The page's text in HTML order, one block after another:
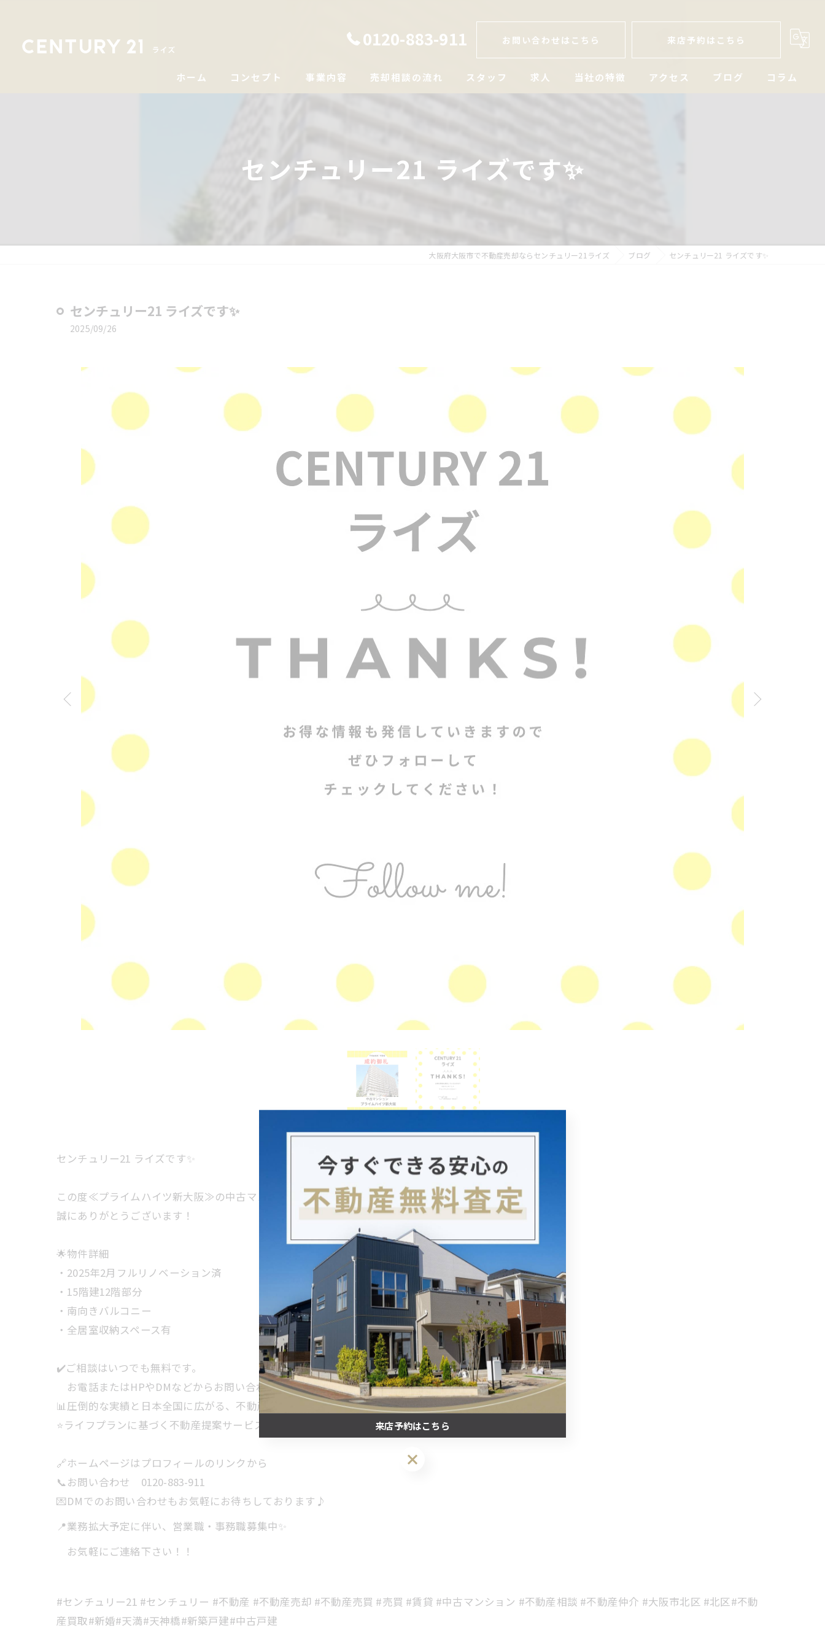
0120-883-911 お問い合わせはこちら 来店予約はこちら
ホーム コンセプト 事業内容 売却相談の流れ スタッフ 求人 当社の特徴
マンション
アクセス ブログ コラム
センチュリー21 ライズです✨
大阪府大阪市で不動産売却ならセンチュリー21ライズ ブログ センチュリー21 ライズです✨
センチュリー21 ライズです✨
2025/09/26
センチュリー21 ライズです✨
この度≪プライムハイツ新大阪≫の中古マンションが無事ご成約になりました🏠✨
誠にありがとうございます！
🌟物件詳細
・2025年2月フルリノベーション済
・15階建12階部分
・南向きバルコニー
・全居室収納スペース有
✔️ご相談はいつでも無料です。
お電話またはHPやDMなどからお問い合わせください✨
📊圧倒的な実績と日本全国に広がる、不動産ネットワーク
⭐️ライフプランに基づく不動産提案サービス
🔗ホームページはプロフィールのリンクから
📞お問い合わせ 0120-883-911
💌DMでのお問い合わせもお気軽にお待ちしております♪
📍業務拡大予定に伴い、営業職・事務職募集中✨
お気軽にご連絡下さい！！
#センチュリー21 #センチュリー #不動産 #不動産売却 #不動産売買 #売買 #賃貸 #中古マンション #不動産相談 #不動産仲介 #大阪市北区 #北区#不動
産買取#新婚#天満#天神橋#新築戸建#中古戸建
来店予約はこちら
来店予約はこちら